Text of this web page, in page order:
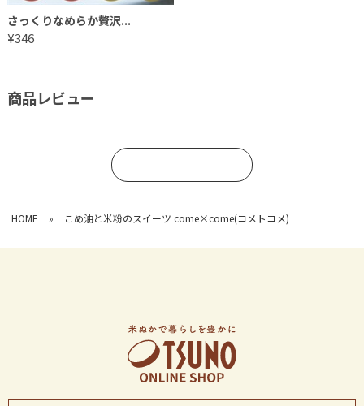
さっくりなめらか贅沢...
¥346
商品レビュー
HOME » こめ油と米粉のスイーツ come×come(コメトコメ)